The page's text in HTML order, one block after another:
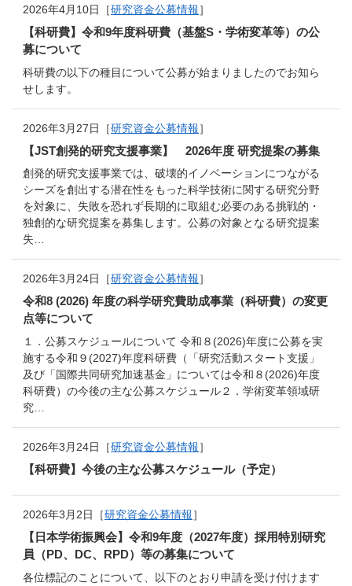
2026年4月10日［研究資金公募情報］
【科研費】令和9年度科研費（基盤S・学術変革等）の公
募について
科研費の以下の種目について公募が始まりましたのでお知ら
せします。
2026年3月27日［研究資金公募情報］
【JST創発的研究支援事業】 2026年度 研究提案の募集
創発的研究支援事業では、破壊的イノベーションにつながる
シーズを創出する潜在性をもった科学技術に関する研究分野
を対象に、失敗を恐れず長期的に取組む必要のある挑戦的・
独創的な研究提案を募集します。公募の対象となる研究提案
失…
2026年3月24日［研究資金公募情報］
令和8 (2026) 年度の科学研究費助成事業（科研費）の変更
点等について
１．公募スケジュールについて 令和８(2026)年度に公募を実
施する令和９(2027)年度科研費（「研究活動スタート支援」
及び「国際共同研究加速基金」については令和８(2026)年度
科研費）の今後の主な公募スケジュール２．学術変革領域研
究…
2026年3月24日［研究資金公募情報］
【科研費】今後の主な公募スケジュール（予定）
2026年3月2日［研究資金公募情報］
【日本学術振興会】令和9年度（2027年度）採用特別研究
員（PD、DC、RPD）等の募集について
各位標記のことについて、以下のとおり申請を受け付けます